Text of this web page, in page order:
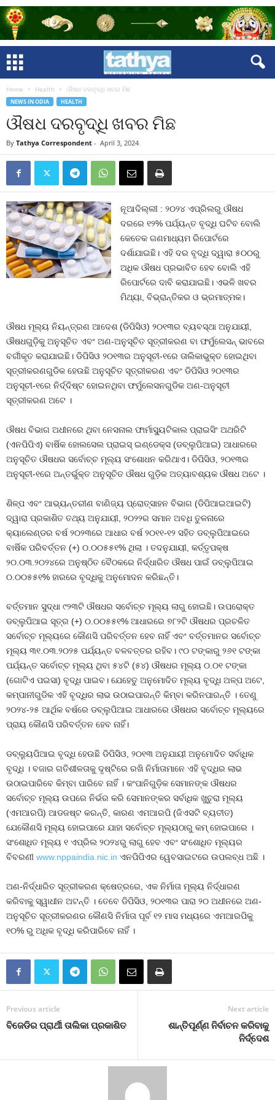
Home Health ଔଷଧ ଦରବୃଦ୍ଧି ଖବର ମିଛ
NEWS IN ODIA HEALTH
ଔଷଧ ଦରବୃଦ୍ଧି ଖବର ମିଛ
By Tathya Correspondent - April 3, 2024
ନୂଆଦିଲ୍ଲୀ : ୨୦୨୪ ଏପ୍ରିଲରୁ ଔଷଧ
ଦରରେ ୧୨% ପର୍ଯ୍ୟନ୍ତ ବୃଦ୍ଧି ଘଟିବ ବୋଲି
କେତେକ ଗଣମାଧ୍ୟମ ରିପୋର୍ଟରେ
ଦର୍ଶାଯାଇଛି। ଏହି ଦର ବୃଦ୍ଧି ଦ୍ୱାରା ୫୦୦ରୁ
ଅଧିକ ଔଷଧ ପ୍ରଭାବିତ ହେବ ବୋଲି ଏହି
ରିପୋର୍ଟରେ ଦାବି କରାଯାଇଛି। ଏଭଳି ଖବର
ମିଥ୍ୟା, ବିଭ୍ରାନ୍ତିକର ଓ ଭ୍ରମାତ୍ମକ।
ଔଷଧ ମୂଲ୍ୟ ନିୟନ୍ତ୍ରଣ ଆଦେଶ (ଡିପିସିଓ) ୨୦୧୩ର ବ୍ୟବସ୍ଥା ଅନୁଯାୟୀ,
ଔଷଧଗୁଡ଼ିକୁ ଅନୁସୂଚିତ ଏବଂ ଅଣ-ଅନୁସୂଚିତ ସୂତ୍ରୀକରଣ ବା ଫର୍ମୁଲେସନ୍‌ ଭାବରେ
ବର୍ଗୀକୃତ କରାଯାଇଛି। ଡିପିସିଓ ୨୦୧୩ର ଅନୁସୂଚୀ-୧ରେ ତାଲିକାଭୁକ୍ତ ହୋଇଥିବା
ସୂତ୍ରୀକରଣଗୁଡିକ ହେଉଛି ଅନୁସୂଚିତ ସୂତ୍ରୀକରଣ ଏବଂ ଡିପିସିଓ ୨୦୧୩ର
ଅନୁସୂଚୀ-୧ରେ ନିର୍ଦ୍ଦିଷ୍ଟ ହୋଇନଥିବା ଫର୍ମୁଲେସନଗୁଡିକ ଅଣ-ଅନୁସୂଚୀ
ସୂତ୍ରୀକରଣ ଅଟେ ।
ଔଷଧ ବିଭାଗ ଅଧୀନରେ ଥିବା ନେସନାଲ ଫାର୍ମାସ୍ୟୁଟିକାଲ ପ୍ରାଇସିଂ ଅଥରିଟି
(ଏନପିପିଏ) ବାର୍ଷିକ ହୋଲସେଲ ପ୍ରାଇସ୍ ଇଣ୍ଡେକ୍ସ (ଡବ୍ଲୁପିଆଇ) ଆଧାରରେ
ଅନୁସୂଚିତ ଔଷଧର ସର୍ବୋଚ୍ଚ ମୂଲ୍ୟ ସଂଶୋଧନ କରିଥାଏ। ଡିପିସିଓ, ୨୦୧୩ର
ଅନୁସୂଚୀ-୧ରେ ଅନ୍ତର୍ଭୁକ୍ତ ଅନୁସୂଚିତ ଔଷଧ ଗୁଡ଼ିକ ଅତ୍ୟାବଶ୍ୟକ ଔଷଧ ଅଟେ ।
ଶିଳ୍ପ ଏବଂ ଆଭ୍ୟନ୍ତରୀଣ ବାଣିଜ୍ୟ ପ୍ରୋତ୍ସାହନ ବିଭାଗ (ଡିପିଆଇଆଇଟି)
ଦ୍ୱାରା ପ୍ରକାଶିତ ତଥ୍ୟ ଅନୁଯାୟୀ, ୨୦୨୨ର ସମାନ ଅବଧି ତୁଳନାରେ
କ୍ୟାଲେଣ୍ଡର ବର୍ଷ ୨୦୨୩ରେ ଆଧାର ବର୍ଷ ୨୦୧୧-୧୨ ସହିତ ଡବ୍ଲୁପିଆଇରେ
ବାର୍ଷିକ ପରିବର୍ତ୍ତନ (+) ୦.୦୦୫୫୧% ଥିଲା । ତଦନୁଯାୟୀ, କର୍ତ୍ତୃପକ୍ଷ
୨୦.୦୩.୨୦୨୪ରେ ଅନୁଷ୍ଠିତ ବୈଠକରେ ନିର୍ଦ୍ଧାରିତ ଔଷଧ ପାଇଁ ଡବ୍ଲୁପିଆଇ
୦.୦୦୫୫୧% ହାରରେ ବୃଦ୍ଧିକୁ ଅନୁମୋଦନ କରିଛନ୍ତି।
ବର୍ତ୍ତମାନ ସୁଦ୍ଧା ୯୨୩ଟି ଔଷଧର ସର୍ବୋଚ୍ଚ ମୂଲ୍ୟ ଲାଗୁ ହୋଇଛି। ଉପରୋକ୍ତ
ଡବ୍ଲୁପିଆଇ ସୂତ୍ର (+) ୦.୦୦୫୫୧% ଆଧାରରେ ୭୮୨ଟି ଔଷଧର ପ୍ରଚଳିତ
ସର୍ବୋଚ୍ଚ ମୂଲ୍ୟରେ କୌଣସି ପରିବର୍ତ୍ତନ ହେବ ନାହିଁ ଏବଂ ବର୍ତ୍ତମାନର ସର୍ବୋଚ୍ଚ
ମୂଲ୍ୟ ୩୧.୦୩.୨୦୨୫ ପର୍ଯ୍ୟନ୍ତ ବଳବତ୍ତର ରହିବ। ୯୦ ଟଙ୍କାରୁ ୨୬୧ ଟଙ୍କା
ପର୍ଯ୍ୟନ୍ତ ସର୍ବୋଚ୍ଚ ମୂଲ୍ୟ ଥିବା ୫୪ଟି (୫୪) ଔଷଧର ମୂଲ୍ୟ ୦.୦୧ ଟଙ୍କା
(ଗୋଟିଏ ପଇସା) ବୃଦ୍ଧି ପାଇବ। ଯେହେତୁ ଅନୁମୋଦିତ ମୂଲ୍ୟ ବୃଦ୍ଧି ଅଳ୍ପ ଅଟେ,
କମ୍ପାନୀଗୁଡିକ ଏହି ବୃଦ୍ଧିର ଲାଭ ଉଠାଇପାରନ୍ତି କିମ୍ବା କରିନପାରନ୍ତି । ତେଣୁ
୨୦୨୪-୨୫ ଆର୍ଥିକ ବର୍ଷରେ ଡବ୍ଲୁପିଆଇ ଆଧାରରେ ଔଷଧର ସର୍ବୋଚ୍ଚ ମୂଲ୍ୟରେ
ପ୍ରାୟ କୌଣସି ପରିବର୍ତ୍ତନ ହେବ ନାହିଁ।
ଡବ୍ଲ୍ୟୁପିଆଇ ବୃଦ୍ଧି ହେଉଛି ଡିପିସିଓ, ୨୦୧୩ ଅନୁଯାୟୀ ଅନୁମୋଦିତ ସର୍ବାଧିକ
ବୃଦ୍ଧି । ବଜାର ଗତିଶୀଳତାକୁ ଦୃଷ୍ଟିରେ ରଖି ନିର୍ମାତାମାନେ ଏହି ବୃଦ୍ଧିର ଲାଭ
ଉଠାଇପାରିବେ କିମ୍ବା ପାରିବେ ନାହିଁ । କଂପାନିଗୁଡ଼ିକ ସେମାନଙ୍କ ଔଷଧର
ସର୍ବୋଚ୍ଚ ମୂଲ୍ୟ ଉପରେ ନିର୍ଭର କରି ସେମାନଙ୍କର ସର୍ବାଧିକ ଖୁଚୁରା ମୂଲ୍ୟ
(ଏମଆରପି) ଆଡଜଷ୍ଟ କରନ୍ତି, କାରଣ ଏମଆରପି (ଜିଏସଟି ବ୍ୟତୀତ)
ଯେକୌଣସି ମୂଲ୍ୟ ହୋଇପାରେ ଯାହା ସର୍ବୋଚ୍ଚ ମୂଲ୍ୟଠାରୁ କମ୍ ହୋଇପାରେ ।
ସଂଶୋଧିତ ମୂଲ୍ୟ ୧ ଏପ୍ରିଲ ୨୦୨୪ରୁ ଲାଗୁ ହେବ ଏବଂ ସଂଶୋଧିତ ମୂଲ୍ୟର
ବିବରଣୀ www.nppaindia.nic.in ଏନପିପିଏର ୱେବସାଇଟରେ ଉପଲବ୍ଧ ଅଛି ।
ଅଣ-ନିର୍ଦ୍ଧାରିତ ସୂତ୍ରୀକରଣ କ୍ଷେତ୍ରରେ, ଏକ ନିର୍ମାତା ମୂଲ୍ୟ ନିର୍ଦ୍ଧାରଣ
କରିବାକୁ ସ୍ୱାଧୀନ ଅଟନ୍ତି । ତେବେ ଡିପିସିଓ, ୨୦୧୩ର ପାରା ୨୦ ଅଧୀନରେ ଅଣ-
ଅନୁସୂଚିତ ସୂତ୍ରୀକରଣର କୌଣସି ନିର୍ମାତା ପୂର୍ବ ୧୨ ମାସ ମଧ୍ୟରେ ଏମଆରପିକୁ
୧୦% ରୁ ଅଧିକ ବୃଦ୍ଧି କରିପାରିବେ ନାହିଁ ।
Previous article
ବିଜେଡିର ପ୍ରାର୍ଥୀ ତାଲିକା ପ୍ରକାଶିତ
Next article
ଶାନ୍ତିପୂର୍ଣ୍ଣ ନିର୍ବାଚନ କରିବାକୁ
ନିର୍ଦ୍ଦେଶ